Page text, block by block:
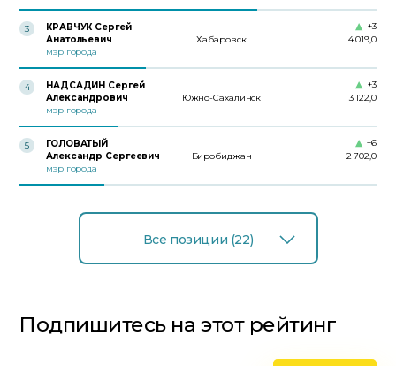
3
КРАВЧУК Сергей
Анатольевич
мэр города
Хабаровск 4 019,0
+3
4
НАДСАДИН Сергей
Александрович
мэр города
Южно-Сахалинск 3 122,0
+3
5
ГОЛОВАТЫЙ
Александр Сергеевич
мэр города
Биробиджан 2 702,0
+6
Все позиции (22)
Подпишитесь на этот рейтинг